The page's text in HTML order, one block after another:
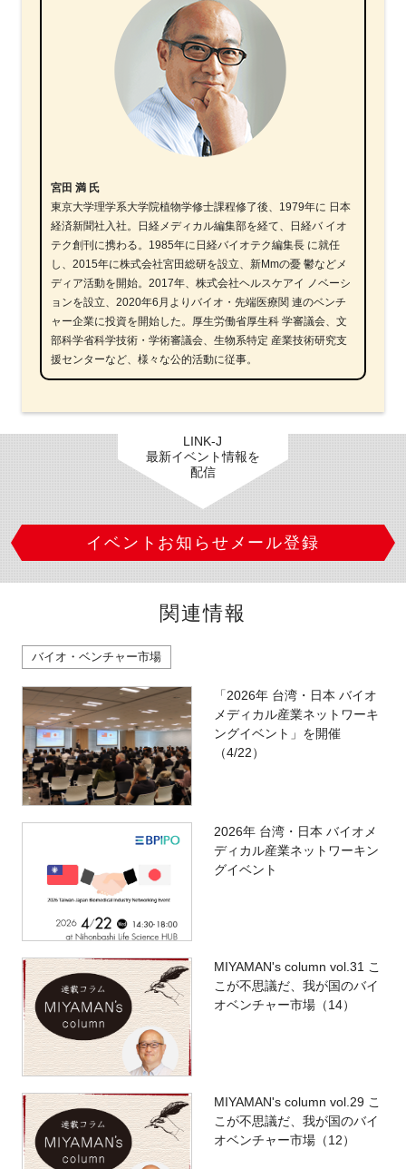
宮田 満 氏
東京大学理学系大学院植物学修士課程修了後、1979年に 日本
経済新聞社入社。日経メディカル編集部を経て、日経バ イオ
テク創刊に携わる。1985年に日経バイオテク編集長 に就任
し、2015年に株式会社宮田総研を設立、新Mmの憂 鬱などメ
ディア活動を開始。2017年、株式会社ヘルスケアイ ノベーシ
ョンを設立、2020年6月よりバイオ・先端医療関 連のベンチ
ャー企業に投資を開始した。厚生労働省厚生科 学審議会、文
部科学省科学技術・学術審議会、生物系特定 産業技術研究支
援センターなど、様々な公的活動に従事。
LINK-J
最新イベント情報を
配信
イベントお知らせメール登録
関連情報
バイオ・ベンチャー市場
「2026年 台湾・日本 バイオ
メディカル産業ネットワーキ
ングイベント」を開催
（4/22）
2026年 台湾・日本 バイオメ
ディカル産業ネットワーキン
グイベント
MIYAMAN's column vol.31 こ
こが不思議だ、我が国のバイ
オベンチャー市場（14）
MIYAMAN's column vol.29 こ
こが不思議だ、我が国のバイ
オベンチャー市場（12）